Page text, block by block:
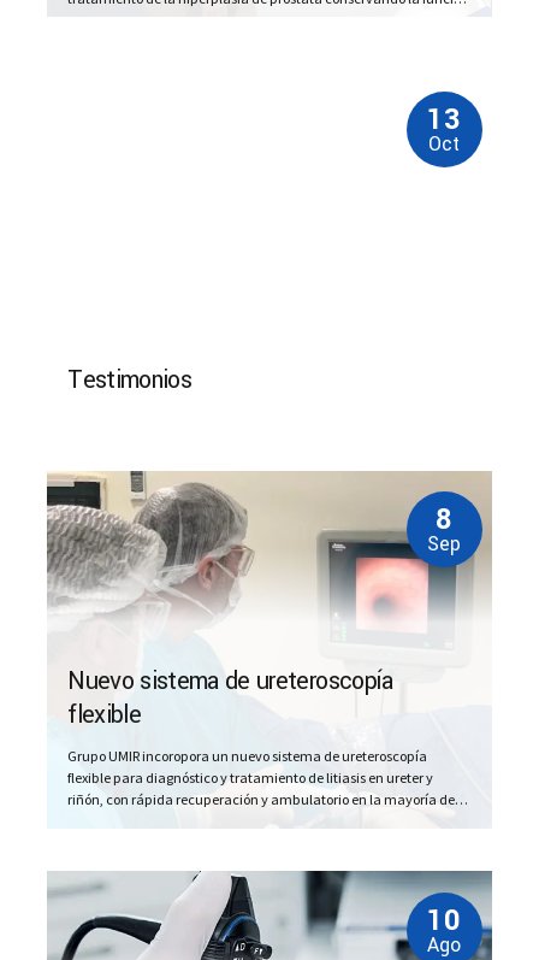
sexual y la eyaculación. Es una novedosa técnica ambulatoria de
13
Oct
Testimonios
8
Sep
Nuevo sistema de ureteroscopía
flexible
Grupo UMIR incoropora un nuevo sistema de ureteroscopía
flexible para diagnóstico y tratamiento de litiasis en ureter y
riñón, con rápida recuperación y ambulatorio en la mayoría de
10
Ago